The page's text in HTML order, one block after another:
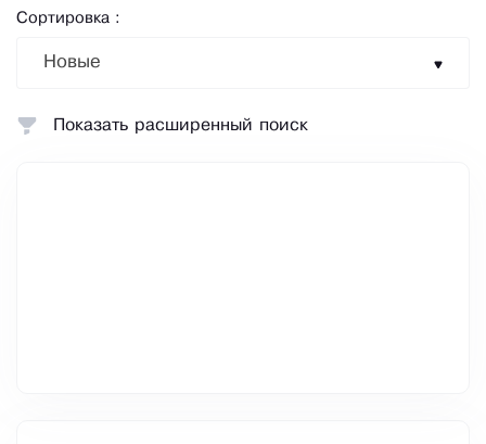
Сортировка :
Новые
Показать расширенный поиск